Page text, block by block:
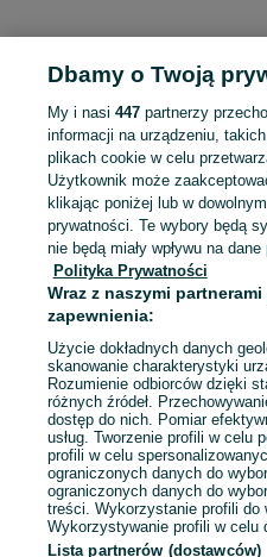
dom
Mapa kategorii
Mapa miejscowości
Mapa ministron
Popularne wyszukiwania
Dbamy o Twoją
My i nasi 447partnerzy
informacji na urządzeniu,
plikach cookie w celu
Użytkownik może
klikając poniżej lub w
prywatności. Te wybory będą
nie będą miały wpływu na
Polityka Prywatności
Wraz z naszymi
zapewnienia:
Użycie dokładnych danych
skanowanie charakterystyki
Rozumienie odbiorców dzięki
różnych źródeł.
dostęp do nich. Pomiar
usług. Tworzenie profili w celu
profili w celu
ograniczonych danych do
ograniczonych danych do
treści. Wykorzystanie profili do
Wykorzystywanie profili w celu
Lista partnerów (dostawców)